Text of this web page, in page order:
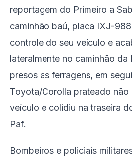
reportagem do Primeiro a
caminhão baú, placa IXJ-
controle do seu veículo e
lateralmente no caminhão da
presos as ferragens, em
Toyota/Corolla prateado não
veículo e colidiu na traseira
Paf.
Bombeiros e policiais